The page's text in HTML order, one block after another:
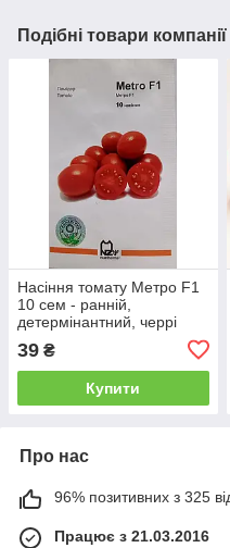
Подібні товари компанії
Насіння томату Метро F1
10 сем - ранній,
детермінантний, черрі
39 ₴
Купити
Про нас
96% позитивних з 325
Працює з 21.03.2016